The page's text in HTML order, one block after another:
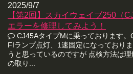
2025/9/7
【第2回】スカイウェイブ250（
エラーを修理してみよう！
CJ45AタイプMに乗っております
FIランプ点灯、1速固定になっており
うと思っているのですが 点検方法は
の取り...